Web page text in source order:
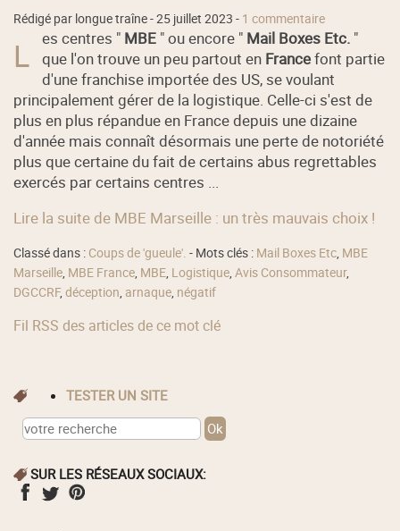
Rédigé par longue traîne -25 juillet 2023 - 1 commentaire
L es centres " MBE " ou encore " Mail Boxes Etc. "
que l'on trouve un peu partout en Francefont partie
d'une franchise importée des US, se voulant
principalement gérer de la logistique. Celle-ci s'est de
plus en plus répandue en France depuis une dizaine
d'année mais connaît désormais une perte de notoriété
plus que certaine du fait de certains abus regrettables
exercés par certains centres ...
Lire la suite de MBE Marseille : un très mauvais choix !
Classé dans : Coups de 'gueule'. - Mots clés : Mail Boxes Etc, MBE
Marseille, MBE France, MBE, Logistique,Avis Consommateur,
DGCCRF,déception, arnaque, négatif
Fil RSS des articles de ce mot clé
TESTER UN SITE
SUR LES RÉSEAUX SOCIAUX: